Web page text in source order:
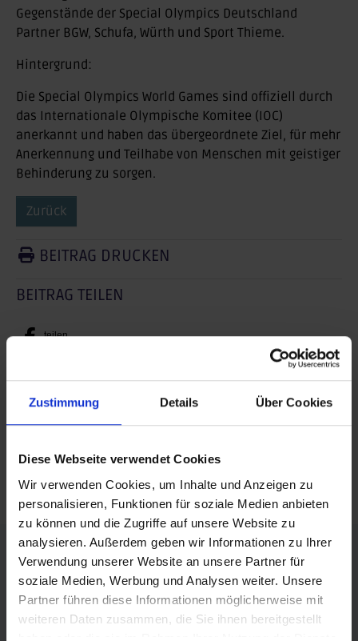
Zustimmung Details Über Cookies
Diese Webseite verwendet Cookies
Wir verwenden Cookies, um Inhalte und Anzeigen zu
personalisieren, Funktionen für soziale Medien anbieten
zu können und die Zugriffe auf unsere Website zu
analysieren. Außerdem geben wir Informationen zu Ihrer
Verwendung unserer Website an unsere Partner für
soziale Medien, Werbung und Analysen weiter. Unsere
Partner führen diese Informationen möglicherweise mit
weiteren Daten zusammen, die Sie ihnen bereitgestellt
Gegenstände der Special Olympics Deutschland
Partner BGW, Schufa, Würth und Sport Thieme.
Hintergrund:
Die Special Olympics World Games sind offiziell durch
das Internationale Olympische Komitee (IOC)
anerkannt und haben das übergeordnete Ziel, für mehr
Anerkennung und Teilhabe von Menschen mit geistiger
Behinderung zu sorgen.
Zurück
BEITRAG DRUCKEN
BEITRAG TEILEN
teilen
teilen
RSS FEED
FÖRDERER DES SPORTS IN SACHSEN-ANHALT